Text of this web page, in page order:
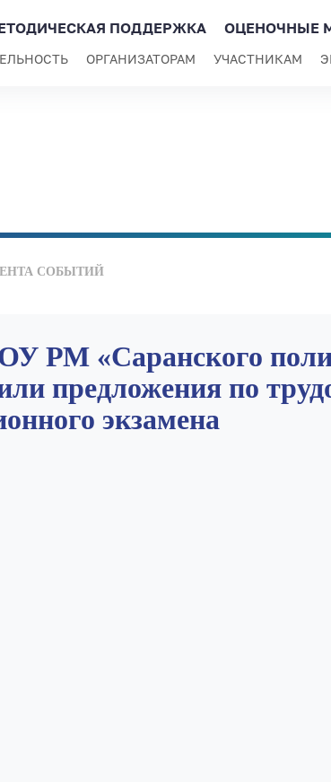
ПОДДЕРЖКА ОЦЕНОЧНЫЕ
ОРГАНИЗАТОРАМ УЧАСТНИКАМ
СОБЫТИЙ
РМ «Саранского
предложения по
экзамена